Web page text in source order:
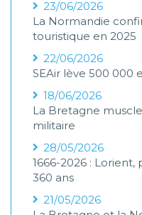
23/06/2026
La Normandie
touristique en 2025
22/06/2026
SEAir lève 500 000
18/06/2026
La Bretagne
militaire
28/05/2026
1666-2026 :
360 ans
21/05/2026